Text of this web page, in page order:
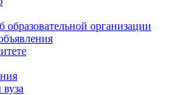
образовательной организации